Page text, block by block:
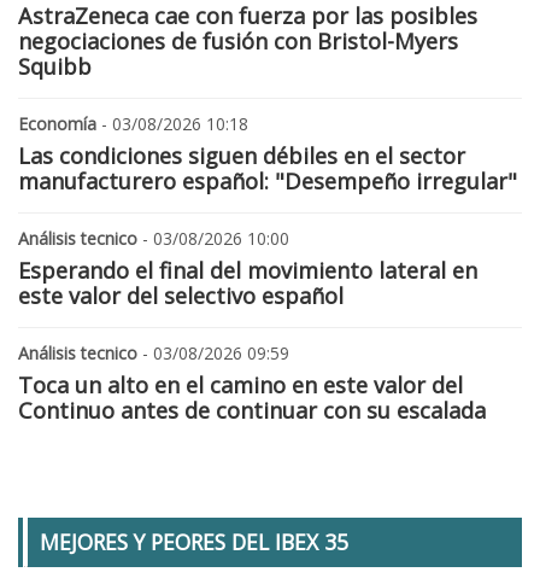
AstraZeneca cae con fuerza por las posibles
negociaciones de fusión con Bristol-Myers
Squibb
Economía - 03/08/2026 10:18
Las condiciones siguen débiles en el sector
manufacturero español: "Desempeño irregular"
Análisis tecnico - 03/08/2026 10:00
Esperando el final del movimiento lateral en
este valor del selectivo español
Análisis tecnico - 03/08/2026 09:59
Toca un alto en el camino en este valor del
Continuo antes de continuar con su escalada
MEJORES Y PEORES DEL IBEX 35